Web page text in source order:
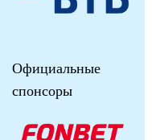
Официальные
спонсоры